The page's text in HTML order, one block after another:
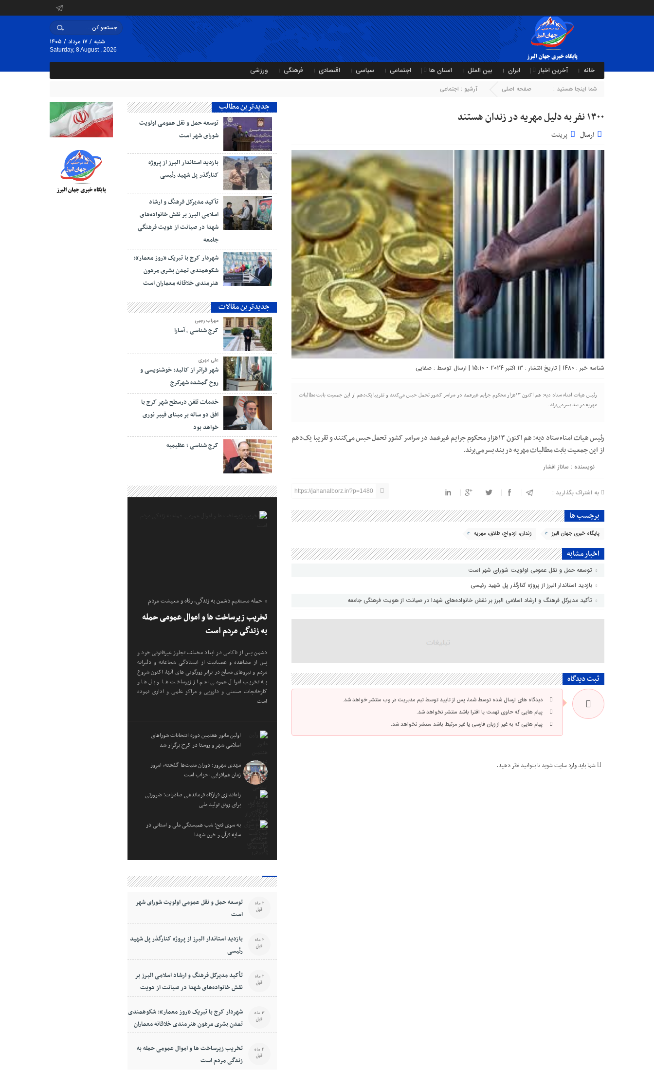
شنبه / ۱۷ مرداد / ۱۴۰۵
Saturday, 8 August , 2026
خانه آخرین اخبار ایران بین الملل استان ها اجتماعی سیاسی اقتصادی فرهنگی ورزشی
شما اینجا هستید : صفحه اصلی آرشیو : اجتماعی
۱۳۰۰ نفر به دلیل مهریه در زندان هستند
ارسال پرینت
شناسه خبر : 1480 | تاریخ انتشار : 13 اکتبر 2024 - 15:10 | ارسال توسط : صفایی
رئیس هیات امناء ستاد دیه: هم اکنون ۱۳هزار محکوم جرایم غیرعمد در سراسر کشور تحمل حبس می‌کنند و تقریبا یک‌دهم از این جمعیت بابت مطالبات
مهریه در بند بسرمی‌برند.
رئیس هیات امناء ستاد دیه: هم اکنون ۱۳هزار محکوم جرایم غیرعمد در سراسر کشور تحمل حبس می‌کنند و تقریبا یک‌دهم
از این جمعیت بابت مطالبات مهریه در بند بسرمی‌برند.
نویسنده : ساناز افشار
به اشتراک بگذارید : https://jahanalborz.ir/?p=1480
برچسب ها
پایگاه خبری جهان البرز زندان، ازدواج، طلاق، مهریه
اخبار مشابه
توسعه حمل و نقل عمومی اولویت شورای شهر است
بازدید استاندار البرز از پروژه کنارگذر پل شهید رئیسی
تأکید مدیرکل فرهنگ و ارشاد اسلامی البرز بر نقش خانواده‌های شهدا در صیانت از هویت فرهنگی جامعه
ثبت دیدگاه
دیدگاه های ارسال شده توسط شما، پس از تایید توسط تیم مدیریت در وب منتشر خواهد شد.
پیام هایی که حاوی تهمت یا افترا باشد منتشر نخواهد شد.
پیام هایی که به غیر از زبان فارسی یا غیر مرتبط باشد منتشر نخواهد شد.
شما بایدوارد سایت شویدتا بتوانید نظر دهید.
جدیدترین مطالب
توسعه حمل و نقل عمومی اولویت
شورای شهر است
بازدید استاندار البرز از پروژه
کنارگذر پل شهید رئیسی
تأکید مدیرکل فرهنگ و ارشاد
اسلامی البرز بر نقش خانواده‌های
شهدا در صیانت از هویت فرهنگی
جامعه
شهردار کرج با تبریک «روز معمار»:
شکوهمندی تمدن بشری مرهون
هنرمندی خلاقانه معماران است
جدیدترین مقالات
مهراب رجبی
کرج شناسی ، آسارا
علی مهری
شهر فراتر از کالبد: خوشنویسی و
روح گمشده شهرکرج
خدمات تلفن درسطح شهر کرج با
افق دو ساله بر مبنای فیبر نوری
خواهد بود
کرج شناسی ؛ عظیمیه
حمله مستقیم دشمن به زندگی، رفاه و معیشت مردم
تخریب زیرساخت ها و اموال عمومی حمله
به زندگی مردم است
دشمن پس از ناکامی در ابعاد مختلف تجاوز غیرقانونی خود و
پس از مشاهده و عصبانیت از ایستادگی شجاعانه و دلیرانه
مردم و نیروهای مسلح در برابر زورگویی های آنها، اکنون شروع
به تخریب اموال عمومی اعم از زیرساخت ها و پل ها و
کارخانجات صنعتی و دارویی و مراکز علمی و اداری نموده
است
اولین مانور هفتمین دوره انتخابات شوراهای
اسلامی شهر و روستا در کرج برگزار شد
مهدی مهرور: دوران منیت‌ها گذشته، امروز
زمان هم‌افزایی احزاب است
راه‌اندازی قرارگاه فرماندهی صادرات؛ ضرورتی
برای رونق تولید ملی
به سوی فتح؛ شب همبستگی ملی و استانی در
سایه قرآن و خون شهدا
توسعه حمل و نقل عمومی اولویت شورای شهر
است
2 ماه
قبل
بازدید استاندار البرز از پروژه کنارگذر پل شهید
رئیسی
2 ماه
قبل
تأکید مدیرکل فرهنگ و ارشاد اسلامی البرز بر
نقش خانواده‌های شهدا در صیانت از هویت
فرهنگی جامعه
2 ماه
قبل
شهردار کرج با تبریک «روز معمار»: شکوهمندی
تمدن بشری مرهون هنرمندی خلاقانه معماران
است
3 ماه
قبل
تخریب زیرساخت ها و اموال عمومی حمله به
زندگی مردم است
4 ماه
قبل